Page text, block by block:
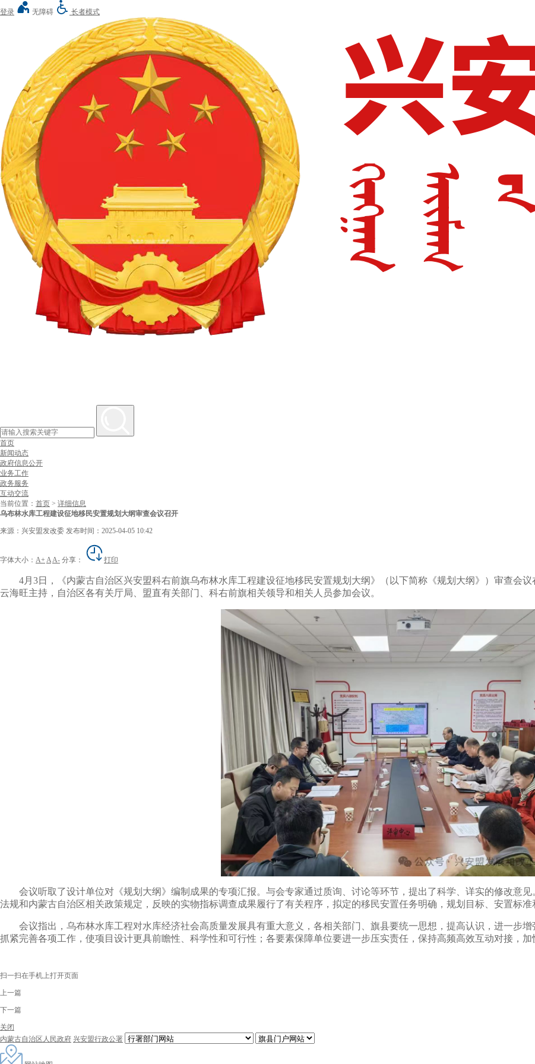
登录 无障碍 长者模式
首页
新闻动态
政府信息公开
业务工作
政务服务
互动交流
当前位置： 首页 > 详细信息
乌布林水库工程建设征地移民安置规划大纲审查会议召开
来源：兴安盟发改委 发布时间：2025-04-05 10:42
字体大小： A+ AA- 分享： 打印
4月3日，《内蒙古自治区兴安盟科右前旗乌布林水库工程建设征地移民安置规划大纲》（以下简称《规划大纲》）审查会
云海旺主持，自治区各有关厅局、盟直有关部门、科右前旗相关领导和相关人员参加会议。
会议听取了设计单位对《规划大纲》编制成果的专项汇报。与会专家通过质询、讨论等环节，提出了科学、详实的修改意
法规和内蒙古自治区相关政策规定，反映的实物指标调查成果履行了有关程序，拟定的移民安置任务明确，规划目标、安置标准
会议指出，乌布林水库工程对水库经济社会高质量发展具有重大意义，各相关部门、旗县要统一思想，提高认识，进一步
抓紧完善各项工作，使项目设计更具前瞻性、科学性和可行性；各要素保障单位要进一步压实责任，保持高频高效互动对接，加
扫一扫在手机上打开页面
上一篇
下一篇
关闭
内蒙古自治区人民政府 兴安盟行政公署